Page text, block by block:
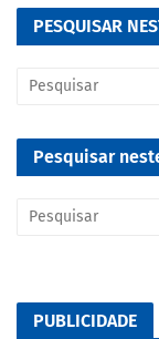
PESQUISAR
Pesquisar
PUBLICIDADE